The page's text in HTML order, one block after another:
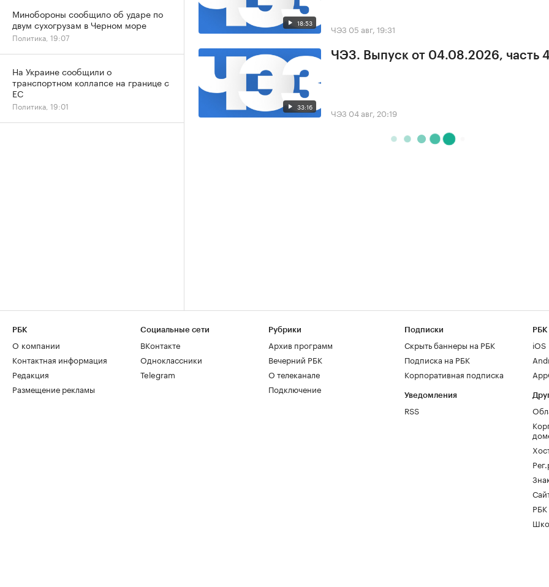
18:53 ЧЭЗ 05 авг, 19:31
33:16
ЧЭЗ. Выпуск от 04.08.2026, часть
ЧЭЗ 04 авг, 20:19
Минобороны сообщило об ударе по
двум сухогрузам в Черном море
Политика, 19:07
На Украине сообщили о
транспортном коллапсе на границе с
ЕС
Политика, 19:01
РБК
О компании
Контактная информация
Редакция
Размещение рекламы
Социальные сети
ВКонтакте
Одноклассники
Telegram
Рубрики
Архив программ
Вечерний РБК
О телеканале
Подключение
Подписки
Скрыть баннеры на РБК
Подписка на РБК
Корпоративная подписка
Уведомления
RSS
РБК
iOS